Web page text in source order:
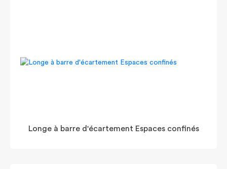
Longe à barre d'écartement Espaces confinés